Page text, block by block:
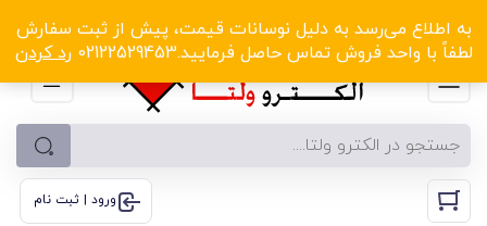
به اطلاع می‌رسد به دلیل نوسانات قیمت، پیش از ثبت سفارش
لطفاً با واحد فروش تماس حاصل فرمایید.02122529453
رد کردن
الکترو ولتا با تخفیف‌های شگفت‌انگیز! کلیک کنید
ورود | ثبت نام